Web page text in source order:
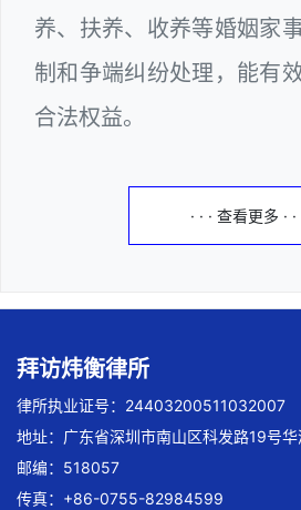
养、扶养、收养等婚姻家
制和争端纠纷处理，能有
合法权益。
· · · 查看更多 · ·
拜访炜衡律所
律所执业证号：24403200511032007
地址：广东省深圳市南山区科发路19号
邮编：518057
传真：+86-0755-82984599